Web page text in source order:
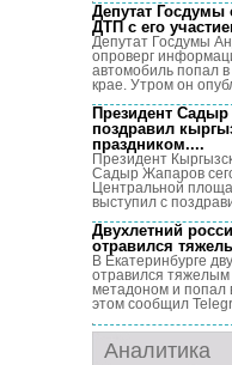
Депутат
ДТП с его
Депутат Госдумы
опроверг
автомобиль попал
крае. Утром он
Президент
поздравил
праздником....
Президент
Садыр Жапаров
Центральной
выступил с
Двухлетний
отравился
В Екатеринбурге
отравился тяжелым
метадоном и
этом сообщил
Аналитика